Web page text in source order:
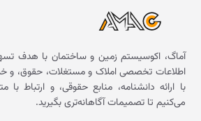
آماگ، اکوسیستم زمین و ساختمان با هدف
اطلاعات تخصصی املاک و مستغلات، حقوق، و
با ارائه دانشنامه، منابع حقوقی، و
می‌کنیم تا تصمیمات آگاهانه‌تری بگیرید.